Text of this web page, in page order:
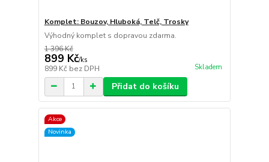
Komplet: Bouzov, Hluboká, Telč, Trosky
Výhodný komplet s dopravou zdarma.
1 396 Kč
899 Kč/ks
899 Kč bez DPH Skladem
Přidat do košíku
Akce
Novinka